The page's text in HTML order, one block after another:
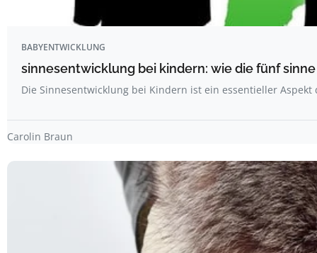
BABYENTWICKLUNG
sinnesentwicklung bei kindern: wie die fünf
Die Sinnesentwicklung bei Kindern ist ein essentieller Aspekt
Carolin Braun